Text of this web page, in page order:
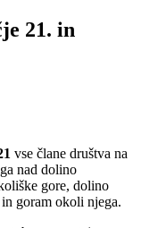
21. in
vse člane društva na
nad dolino
gore, dolino
goram okoli njega.